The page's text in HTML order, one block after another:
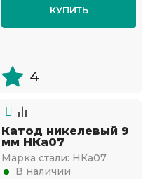
КУПИТЬ
4
Катод никелевый 9
мм НКа07
Марка стали: НКа07
В наличии